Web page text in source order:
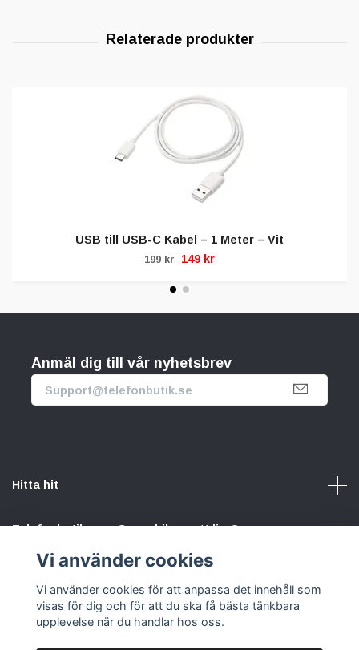
USB till USB-C Kabel – 1 Meter – Vit
199 kr 149 kr
Anmäl dig till vår nyhetsbrev
Hitta hit
Telefonbutik.se – Ge mobilen nytt liv. Spara pengar.
Sociala medier
Vi använder cookies
Vi använder cookies för att anpassa det innehåll som
visas för dig och för att du ska få bästa tänkbara
upplevelse när du handlar hos oss.